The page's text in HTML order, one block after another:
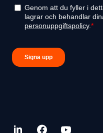
linkedin.comfacebook.com
youtube.com